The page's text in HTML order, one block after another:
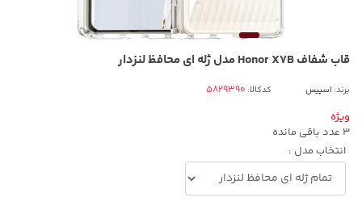
قاب شفاف Honor X7B مدل ژله ای محافظ لنزدار
برند: اسپیس کدکالا:
ویژه
3 عدد باقی مانده
انتخاب مدل :